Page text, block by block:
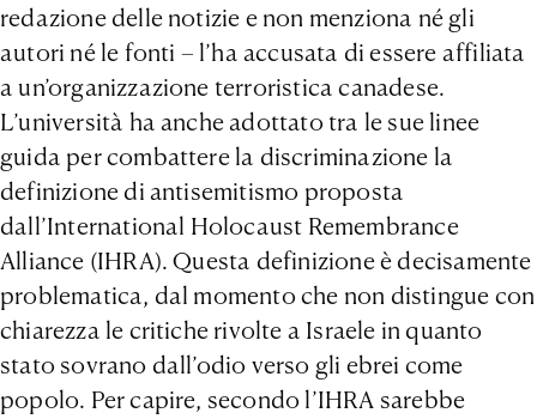
redazione delle notizie e non menziona né gli
autori né le fonti – l’ha accusata di essere affiliata
a un’organizzazione terroristica canadese.
L’università ha anche adottato tra le sue linee
guida per combattere la discriminazione la
definizione di antisemitismo proposta
dall’International Holocaust Remembrance
Alliance (IHRA). Questa definizione è decisamente
problematica, dal momento che non distingue con
chiarezza le critiche rivolte a Israele in quanto
stato sovrano dall’odio verso gli ebrei come
popolo. Per capire, secondo l’IHRA sarebbe